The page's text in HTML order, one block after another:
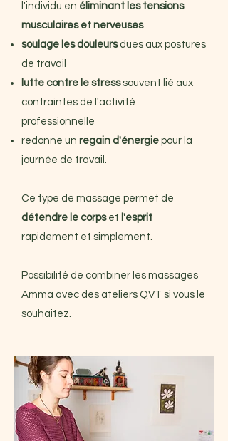
l'individu en éliminant les tensions
musculaires et nerveuses
soulage les douleursdues aux postures
de travail
lutte contre le stresssouvent lié aux
contraintes de l'activité
professionnelle
redonne un regain d'énergie pour la
journée de travail.
Ce type de massage permet de
détendre le corpset l'esprit
rapidement et simplement.
Possibilité de combiner les massages
Amma avec des ateliers QVT si vous le
souhaitez.